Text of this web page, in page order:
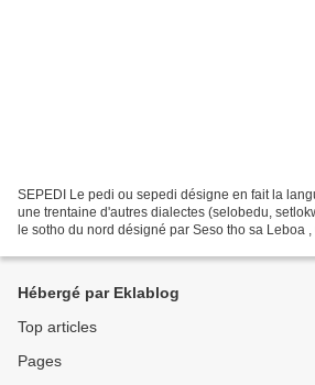
SEPEDI Le pedi ou sepedi désigne en fait la
une trentaine d'autres dialectes (selobedu,
le sotho du nord désigné par Seso tho sa Leboa ,
Hébergé par Eklablog
Top articles
Pages